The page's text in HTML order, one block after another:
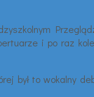
i po raz
był to wokalny